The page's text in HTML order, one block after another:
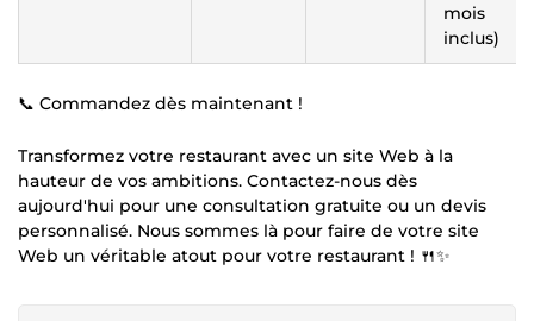
mois
inclus)
📞 Commandez dès maintenant !
Transformez votre restaurant avec un site Web à la
hauteur de vos ambitions. Contactez-nous dès
aujourd'hui pour une consultation gratuite ou un devis
personnalisé. Nous sommes là pour faire de votre site
Web un véritable atout pour votre restaurant ! 🍴✨